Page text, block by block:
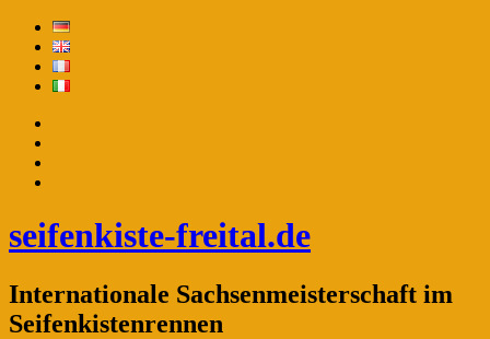
seifenkiste-freital.de
Internationale Sachsenmeisterschaft im
Seifenkistenrennen